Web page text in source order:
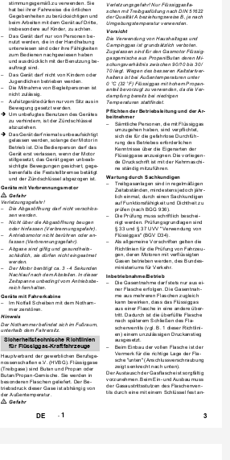
stimmungsgemäß zu verwenden. Sie Verletzungsgefahr! Nur Flüssiggasfla-
hat bei ihrer Fahrweise die örtlichen schen mit Treibgasfüllung nach DIN 51622
Gegebenheiten zu berücksichtigen und der Qualität A beziehungsweise B, je nach
beim Arbeiten mit dem Gerät auf Dritte, Umgebungstemperatur verwenden.
insbesondere auf Kinder, zu achten.
Vorsicht
– Das Gerät darf nur von Personen be-
Die Verwendung von Haushaltsgas und
nutzt werden, die in der Handhabung
Campinggas ist grundsätzlich verboten.
unterwiesen sind oder ihre Fähigkeiten
Zugelassen sind für den Gasmotor Flüssig-
zum Bedienen nachgewiesen haben
gasgemische aus Propan/Butan deren Mi-
und ausdrücklich mit der Benutzung be-
schungsverhältnis zwischen 90/10 bis 30/
auftragt sind.
70 liegt. Wegen des besseren Kaltstartver-
– Das Gerät darf nicht von Kindern oder haltens ist bei Außentemperaturen unter
Jugendlichen betrieben werden. 0 °C (32 °F) Flüssiggas mit hohem Propan-
– Die Mitnahme von Begleitpersonen ist anteil bevorzugt zu verwenden, da die Ver-
nicht zulässig. dampfung bereits bei niedrigen
– Aufsitzgeräte dürfen nur vom Sitz aus in Temperaturen stattfindet.
Bewegung gesetzt werden. Pflichten der Betriebsleitung und der Ar-
 Um unbefugtes Benutzen des Gerätes beitnehmer
zu verhindern, ist der Zündschlüssel – Sämtliche Personen, die mit Flüssiggas
abzuziehen. umzugehen haben, sind verpflichtet,
 Das Gerät darf niemals unbeaufsichtigt sich die für die gefahrlose Durchfüh-
gelassen werden, solange der Motor in rung des Betriebes erforderlichen
Betrieb ist. Die Bedienperson darf das Kenntnisse über die Eigenarten der
Gerät erst verlassen, wenn der Motor Flüssiggase anzueignen. Die vorliegen-
stillgesetzt, das Gerät gegen unbeab- de Druckschrift ist mit der Kehrmaschi-
sichtigte Bewegungen gesichert, gege- ne ständig mitzuführen.
benenfalls die Feststellbremse betätigt
Wartung durch Sachkundigen
und der Zündschlüssel abgezogen ist.
– Treibgasanlagen sind in regelmäßigen
Geräte mit Verbrennungsmotor Zeitabständen, mindestens jedoch jähr-
 Gefahr lich einmal, durch einen Sachkundigen
Verletzungsgefahr! auf Funktionsfähigkeit und Dichtheit zu
– Die Abgasöffnung darf nicht verschlos- prüfen (nach BGG 936).
sen werden. – Die Prüfung muss schriftlich beschei-
– Nicht über die Abgasöffnung beugen nigt werden. Prüfungsgrundlagen sind
oder hinfassen (Verbrennungsgefahr). § 33 und § 37 UVV "Verwendung von
– Antriebsmotor nicht berühren oder an- Flüssiggas" (BGV D34).
fassen (Verbrennungsgefahr). – Als allgemeine Vorschriften gelten die
– Abgase sind giftig und gesundheits- Richtlinien für die Prüfung von Fahrzeu-
schädlich, sie dürfen nicht eingeatmet gen, deren Motoren mit verflüssigten
werden. Gasen betrieben werden, des Bundes-
– Der Motor benötigt ca. 3 - 4 Sekunden ministeriums für Verkehr.
Nachlauf nach dem Abstellen. In dieser Inbetriebnahme/Betrieb
Zeitspanne unbedingt vom Antriebsbe- – Die Gasentnahme darf stets nur aus ei-
reich fernhalten. ner Flasche erfolgen. Die Gasentnah-
Geräte mit Fahrerkabine me aus mehreren Flaschen zugleich
– Im Notfall Scheiben mit dem Notham- kann bewirken, dass das Flüssiggas
mer zerstören. aus einer Flasche in eine andere über-
tritt. Dadurch ist die überfüllte Flasche
Hinweis
nach späterem Schließen des Fla-
Der Nothammer befindet sich im Fußraum,
schenventils (vgl. B. 1 dieser Richtlini-
unterhalb dem Fahrersitz.
en) einem unzulässigen Druckanstieg
Sicherheitstechnische Richtlinien ausgesetzt.
für Flüssiggas-Kraftfahrzeuge – Beim Einbau der vollen Flasche ist der
Vermerk für die richtige Lage der Fla-
Hauptverband der gewerblichen Berufsge-
sche "unten" (Anschlussverschraubung
nossenschaften e.V. (HVBG). Flüssiggase
zeigt senkrecht nach unten).
(Treibgase) sind Butan und Propan oder
Der Austausch der Gasflasche ist sorgfältig
Butan/Propan-Gemische. Sie werden in
vorzunehmen. Beim Ein- und Ausbau muss
besonderen Flaschen geliefert. Der Be-
der Gasaustrittsstutzen des Flaschenven-
triebsdruck dieser Gase ist abhängig von
tils durch eine mit einem Schlüssel fest an-
der Außentemperatur.
 Gefahr
- 1 3
DE